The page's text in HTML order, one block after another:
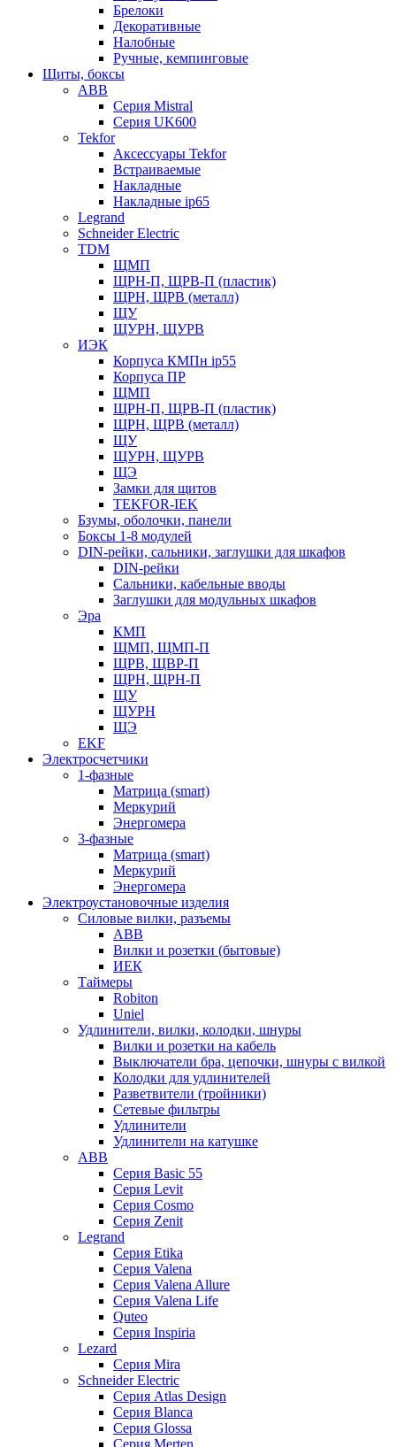
Брелоки
Декоративные
Налобные
Ручные, кемпинговые
Щиты, боксы
ABB
Серия Mistral
Серия UK600
Tekfor
Аксессуары Tekfor
Встраиваемые
Накладные
Накладные ip65
Legrand
Schneider Electric
TDM
ЩМП
ЩРН-П, ЩРВ-П (пластик)
ЩРН, ЩРВ (металл)
ЩУ
ЩУРН, ЩУРВ
ИЭК
Корпуса КМПн ip55
Корпуса ПР
ЩМП
ЩРН-П, ЩРВ-П (пластик)
ЩРН, ЩРВ (металл)
ЩУ
ЩУРН, ЩУРВ
ЩЭ
Замки для щитов
TEKFOR-IEK
Бзумы, оболочки, панели
Боксы 1-8 модулей
DIN-рейки, сальники, заглушки для шкафов
DIN-рейки
Сальники, кабельные вводы
Заглушки для модульных шкафов
Эра
КМП
ЩМП, ЩМП-П
ЩРВ, ЩВР-П
ЩРН, ЩРН-П
ЩУ
ЩУРН
ЩЭ
EKF
Электросчетчики
1-фазные
Матрица (smart)
Меркурий
Энергомера
3-фазные
Матрица (smart)
Меркурий
Энергомера
Электроустановочные изделия
Силовые вилки, разъемы
ABB
Вилки и розетки (бытовые)
ИЕК
Таймеры
Robiton
Uniel
Удлинители, вилки, колодки, шнуры
Вилки и розетки на кабель
Выключатели бра, цепочки, шнуры с вилкой
Колодки для удлинителей
Разветвители (тройники)
Сетевые фильтры
Удлинители
Удлинители на катушке
ABB
Серия Basic 55
Серия Levit
Серия Cosmo
Серия Zenit
Legrand
Серия Etika
Серия Valena
Серия Valena Allure
Серия Valena Life
Quteo
Серия Inspiria
Lezard
Серия Mira
Schneider Electric
Серия Atlas Design
Серия Blanca
Серия Glossa
Серия Merten